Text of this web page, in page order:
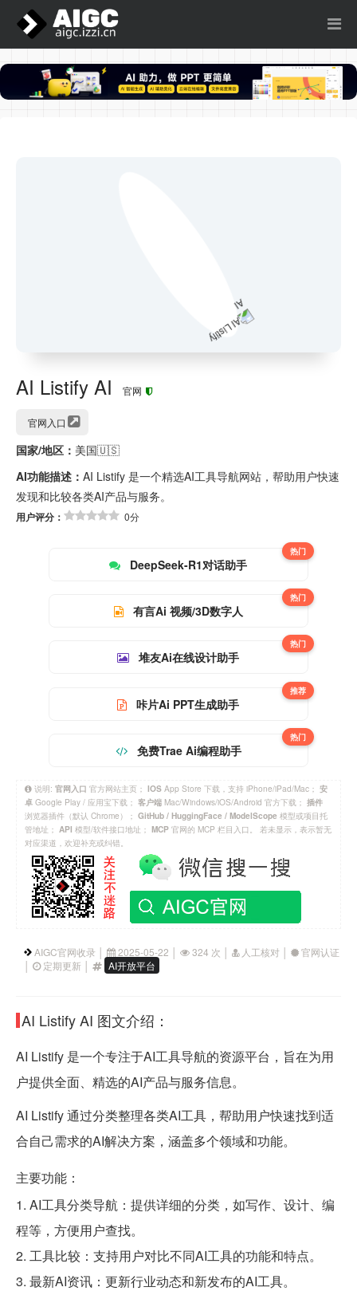
AI Listify AI 官网
官网入口
国家/地区： 美国🇺🇸
AI功能描述： AI Listify 是一个精选AI工具导航网站，帮助用户快速
发现和比较各类AI产品与服务。
用户评分： 0分
DeepSeek-R1对话助手
热门
有言Ai 视频/3D数字人
热门
堆友Ai在线设计助手
热门
咔片Ai PPT生成助手
推荐
免费Trae Ai编程助手
热门
说明: 官网入口 官方网站主页； IOS App Store 下载，支持 iPhone/iPad/Mac； 安
卓 Google Play / 应用宝下载； 客户端 Mac/Windows/iOS/Android 官方下载； 插件
浏览器插件（默认 Chrome）； GitHub / HuggingFace / ModelScope 模型或项目托
管地址； API 模型/软件接口地址； MCP 官网的 MCP 栏目入口。 若未显示，表示暂无
对应渠道，欢迎补充或纠错。
AIGC官网收录 │ 2025-05-22 │ 324 次 │ 人工核对 │
官网认证
│
定期更新 │ AI开放平台
AI Listify AI 图文介绍：
AI Listify 是一个专注于AI工具导航的资源平台，旨在为用
户提供全面、精选的AI产品与服务信息。
AI Listify 通过分类整理各类AI工具，帮助用户快速找到适
合自己需求的AI解决方案，涵盖多个领域和功能。
主要功能：
1. AI工具分类导航：提供详细的分类，如写作、设计、编
程等，方便用户查找。
2. 工具比较：支持用户对比不同AI工具的功能和特点。
3. 最新AI资讯：更新行业动态和新发布的AI工具。